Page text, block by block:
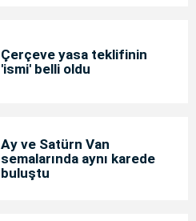
Çerçeve yasa teklifinin
'ismi' belli oldu
Ay ve Satürn Van
semalarında aynı karede
buluştu